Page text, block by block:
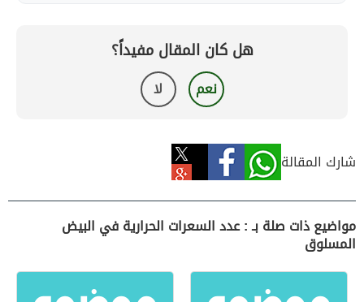
هل كان المقال مفيداً؟
نعم لا
شارك المقالة
مواضيع ذات صلة بـ : عدد السعرات الحرارية في البيض
المسلوق